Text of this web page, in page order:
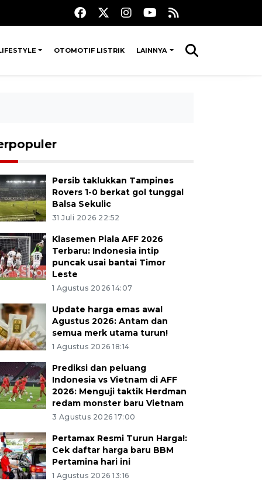
OTOMOTIF LISTRIK LAINNYA
Persib taklukkan Tampines
Rovers 1-0 berkat gol tunggal
Balsa Sekulic
31 Juli 2026 22:52
Klasemen Piala AFF 2026
Terbaru: Indonesia intip
puncak usai bantai Timor
Leste
1 Agustus 2026 14:07
Update harga emas awal
Agustus 2026: Antam dan
semua merk utama turun!
1 Agustus 2026 18:14
Prediksi dan peluang
Indonesia vs Vietnam di AFF
2026: Menguji taktik Herdman
redam monster baru Vietnam
3 Agustus 2026 17:00
Pertamax Resmi Turun Harga!:
Cek daftar harga baru BBM
Pertamina hari ini
1 Agustus 2026 13:16